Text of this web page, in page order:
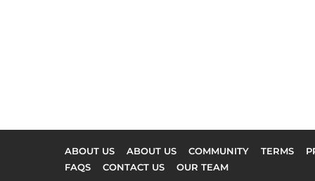
ABOUT US ABOUT US COMMUNITY TERMS
FAQS
CONTACT US OUR TEAM